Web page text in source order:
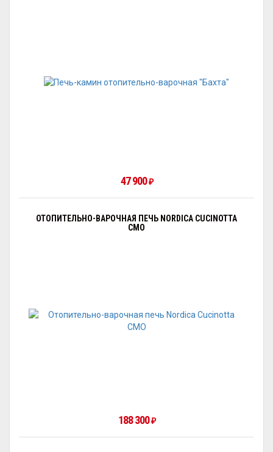
47 900₽
ОТОПИТЕЛЬНО-ВАРОЧНАЯ ПЕЧЬ NORDICA CUCINOTTA
CMO
188 300₽